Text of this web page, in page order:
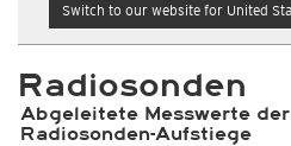
Switch to our website for United
Radiosonden
Abgeleitete Messwerte
Radiosonden-Aufstiege